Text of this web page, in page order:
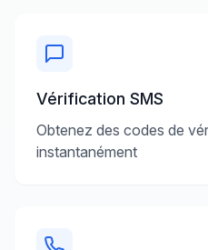
Vérification SMS
Obtenez des codes de
instantanément